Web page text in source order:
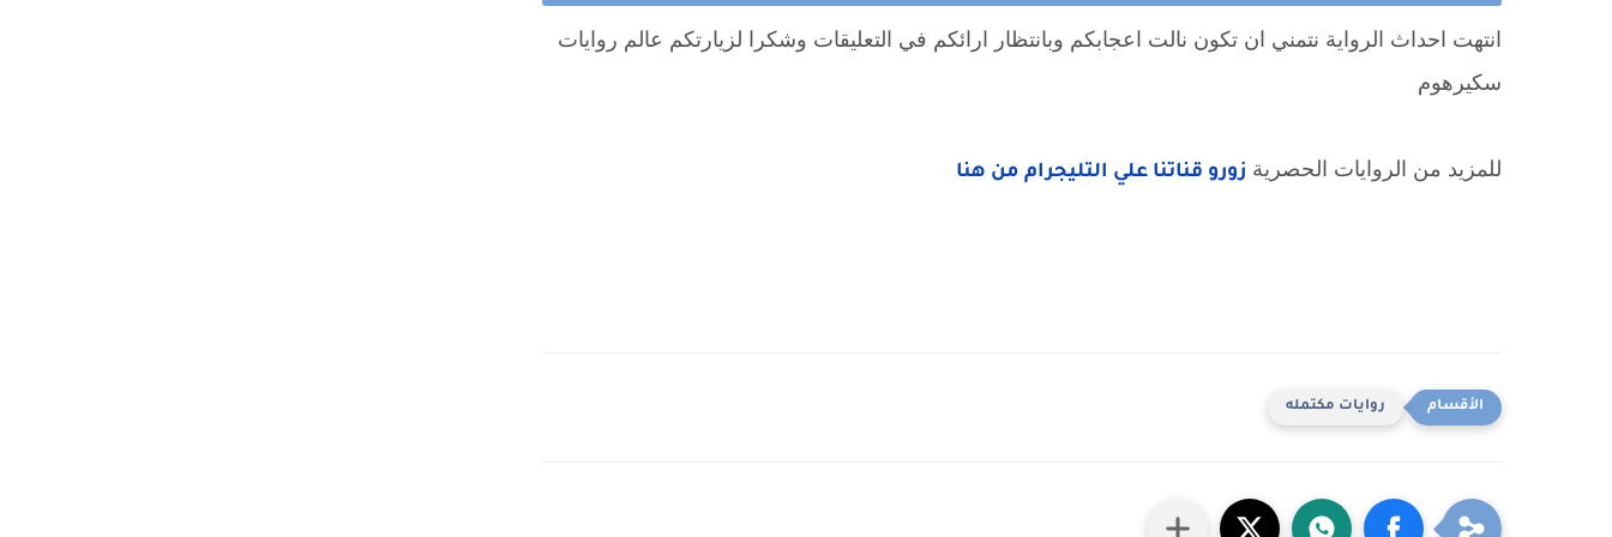
انتهت احداث الرواية نتمني ان تكون نالت اعجابكم وبانتظار ارائكم في التعليقات وشكرا لزيارتكم عالم روايات
سكيرهوم
للمزيد من الروايات الحصرية زورو قناتنا علي التليجرام من هنا
روايات مكتمله